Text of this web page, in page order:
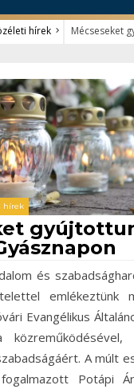
hírek
Mécseseket
hírek
és
emlékeztünk
Evangélikus
közreműködésével,
A múlt
Potápi